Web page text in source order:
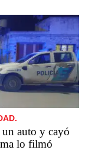
auto y cayó
lo filmó